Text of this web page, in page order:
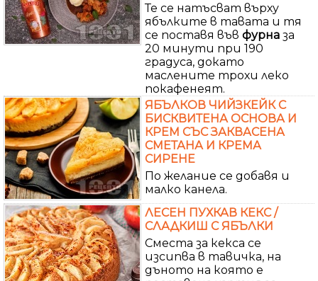
Те се натъсват върху
ябълките в тавата и тя
се поставя във фурна за
20 минути при 190
градуса, докато
маслените трохи леко
покафенеят.
ЯБЪЛКОВ ЧИЙЗКЕЙК С
БИСКВИТЕНА ОСНОВА И
КРЕМ СЪС ЗАКВАСЕНА
СМЕТАНА И КРЕМА
СИРЕНЕ
По желание се добавя и
малко канела.
ЛЕСЕН ПУХКАВ КЕКС /
СЛАДКИШ С ЯБЪЛКИ
Сместа за кекса се
изсипва в тавичка, на
дъното на която е